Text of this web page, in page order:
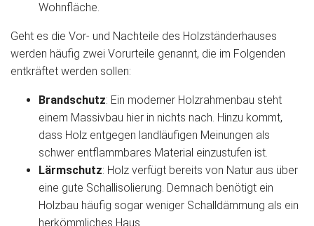
Wohnfläche.
Geht es die Vor- und Nachteile des Holzständerhauses
werden häufig zwei Vorurteile genannt, die im Folgenden
entkräftet werden sollen:
Brandschutz: Ein moderner Holzrahmenbau steht
einem Massivbau hier in nichts nach. Hinzu kommt,
dass Holz entgegen landläufigen Meinungen als
schwer entflammbares Material einzustufen ist.
Lärmschutz: Holz verfügt bereits von Natur aus über
eine gute Schallisolierung. Demnach benötigt ein
Holzbau häufig sogar weniger Schalldämmung als ein
herkömmliches Haus.